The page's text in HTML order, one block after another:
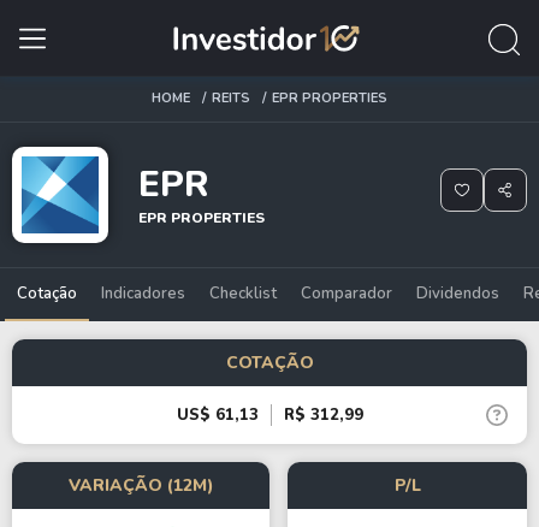
HOME REITS EPR PROPERTIES
EPR
EPR PROPERTIES
Cotação Indicadores Checklist Comparador Dividendos
COTAÇÃO
US$ 61,13 R$ 312,99
VARIAÇÃO (12M) P/L